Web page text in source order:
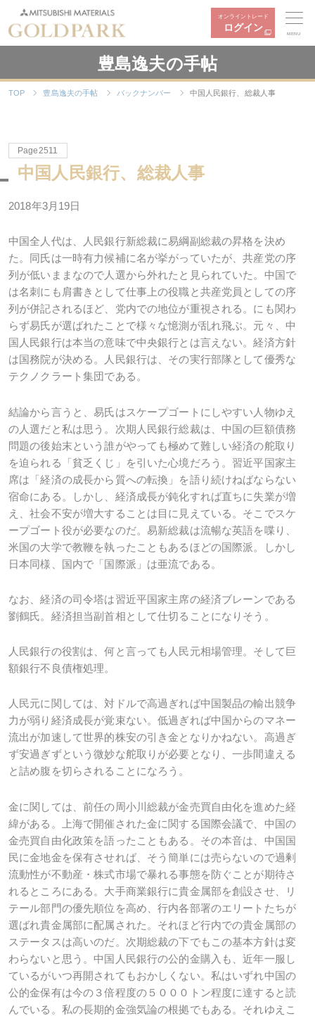
オンライントレード
ログイン
MENU
豊島逸夫の手帖
TOP 豊島逸夫の手帖 バックナンバー 中国人民銀行、総裁人事
Page2511
中国人民銀行、総裁人事
2018年3月19日
中国全人代は、人民銀行新総裁に易綱副総裁の昇格を決め
た。同氏は一時有力候補に名が挙がっていたが、共産党の序
列が低いままなので人選から外れたと見られていた。中国で
は名刺にも肩書きとして仕事上の役職と共産党員としての序
列が併記されるほど、党内での地位が重視される。にも関わ
らず易氏が選ばれたことで様々な憶測が乱れ飛ぶ。元々、中
国人民銀行は本当の意味で中央銀行とは言えない。経済方針
は国務院が決める。人民銀行は、その実行部隊として優秀な
テクノクラート集団である。
結論から言うと、易氏はスケープゴートにしやすい人物ゆえ
の人選だと私は思う。次期人民銀行総裁は、中国の巨額債務
問題の後始末という誰がやっても極めて難しい経済の舵取り
を迫られる「貧乏くじ」を引いた心境だろう。習近平国家主
席は「経済の成長から質への転換」を語り続けねばならない
宿命にある。しかし、経済成長が鈍化すれば直ちに失業が増
え、社会不安が増大することは目に見えている。そこでスケ
ープゴート役が必要なのだ。易新総裁は流暢な英語を喋り、
米国の大学で教鞭を執ったこともあるほどの国際派。しかし
日本同様、国内で「国際派」は亜流である。
なお、経済の司令塔は習近平国家主席の経済ブレーンである
劉鶴氏。経済担当副首相として仕切ることになりそう。
人民銀行の役割は、何と言っても人民元相場管理。そして巨
額銀行不良債権処理。
人民元に関しては、対ドルで高過ぎれば中国製品の輸出競争
力が弱り経済成長が覚束ない。低過ぎれば中国からのマネー
流出が加速して世界的株安の引き金となりかねない。高過ぎ
ず安過ぎずという微妙な舵取りが必要となり、一歩間違える
と詰め腹を切らされることになろう。
金に関しては、前任の周小川総裁が金売買自由化を進めた経
緯がある。上海で開催された金に関する国際会議で、中国の
金売買自由化政策を語ったこともある。その本音は、中国国
民に金地金を保有させれば、そう簡単には売らないので過剰
流動性が不動産・株式市場で暴れる事態を防ぐことが期待さ
れるところにある。大手商業銀行に貴金属部を創設させ、リ
テール部門の優先順位を高め、行内各部署のエリートたちが
選ばれ貴金属部に配属された。それほど行内での貴金属部の
ステータスは高いのだ。次期総裁の下でもこの基本方針は変
わらないと思う。中国人民銀行の公的金購入も、近年一服し
ているがいつ再開されてもおかしくない。私はいずれ中国の
公的金保有は今の３倍程度の５０００トン程度に達すると読
んでいる。私の長期的金強気論の根拠でもある。それゆえこ